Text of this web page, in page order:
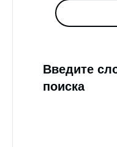
Введите
поиска